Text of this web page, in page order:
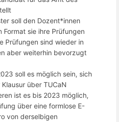
soll den Dozent*innen
Format sie ihre Prüfungen
Prüfungen sind wieder in
aber weiterhin bevorzugt
soll es möglich sein, sich
über TUCaN
ist es bis 2023 möglich,
über eine formlose E-
von derselbigen